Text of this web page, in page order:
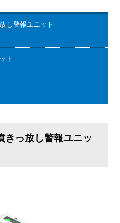
し警報ユニット
ト
きっ放し警報ユニッ